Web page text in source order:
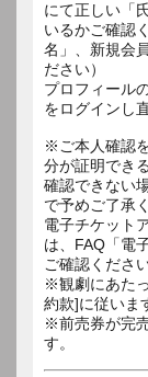
にて正しい「
いるかご確認
名」、新規会
ださい）
プロフィール
をログインし
※ご本人確認
分が証明でき
確認できない
で予めご了承
電子チケット
は、FAQ「電
ご確認ください
※観劇にあた
約款]に従いま
※前売券が完
す。